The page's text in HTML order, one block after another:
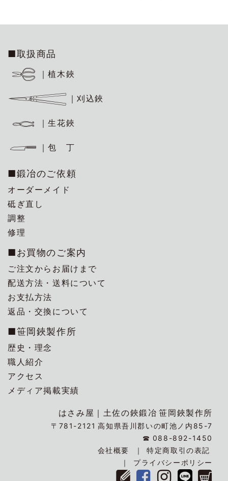
■取扱商品
｜植木鋏
｜刈込鋏
｜生花鋏
｜包 丁
■鍛冶のご依頼
オーダーメイド
砥ぎ直し
調整
修理
■お買物のご案内
ご注文からお届けまで
配送方法・送料について
お支払方法
返品・交換について
■笹岡鋏製作所
歴史・理念
職人紹介
アクセス
メディア掲載実績
はさみ屋｜ 土佐の鋏鍛冶 笹岡鋏製作所
〒781-2121 高知県吾川郡いの町池ノ内85-7
☎ 088-892-1450
会社概要
特定商取引の表記
プライバシーポリシー